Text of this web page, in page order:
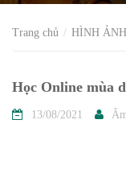
Trang chủ HÌNH
Học Online mùa
13/08/2021